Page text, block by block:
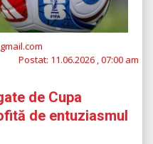
Postat: 11.06.2026 , 07:00 am
de Cupa
de entuziasmul